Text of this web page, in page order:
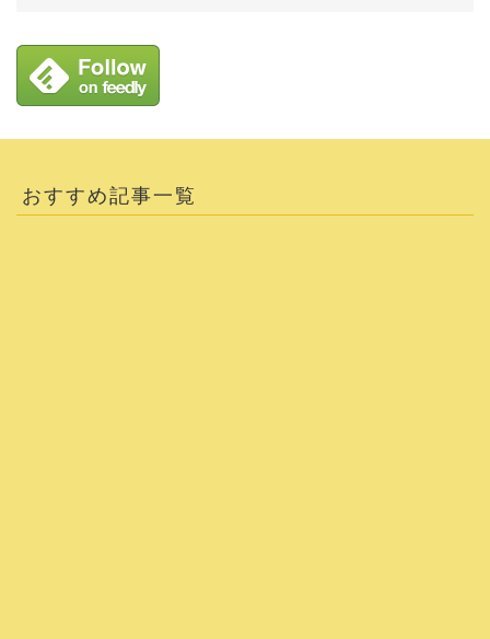
おすすめ記事一覧